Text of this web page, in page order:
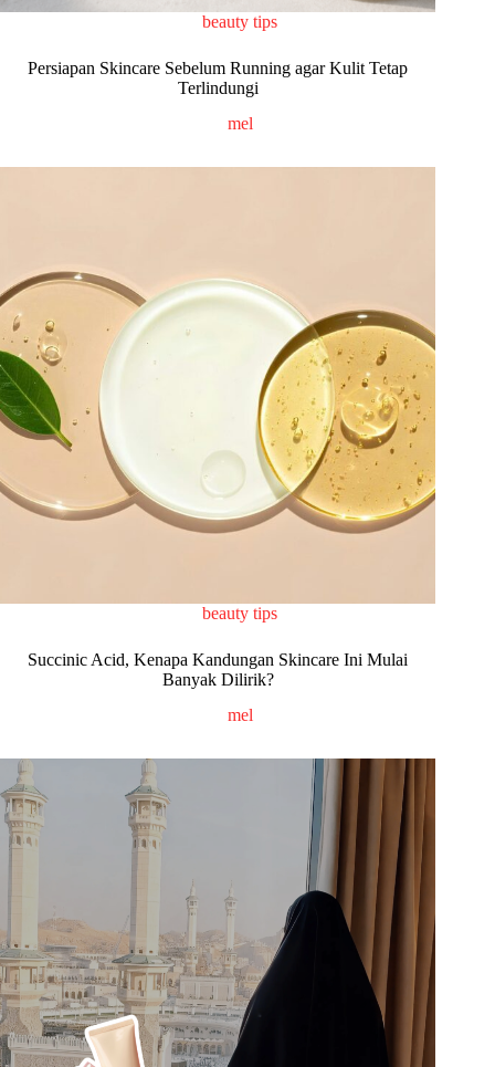
beauty tips
Persiapan Skincare Sebelum Running agar Kulit Tetap
Terlindungi
mel
beauty tips
Succinic Acid, Kenapa Kandungan Skincare Ini Mulai
Banyak Dilirik?
mel